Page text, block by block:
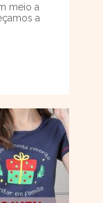
meio a
a